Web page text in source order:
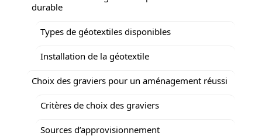
durable
Types de géotextiles disponibles
Installation de la géotextile
Choix des graviers pour un aménagement réussi
Critères de choix des graviers
Sources d’approvisionnement